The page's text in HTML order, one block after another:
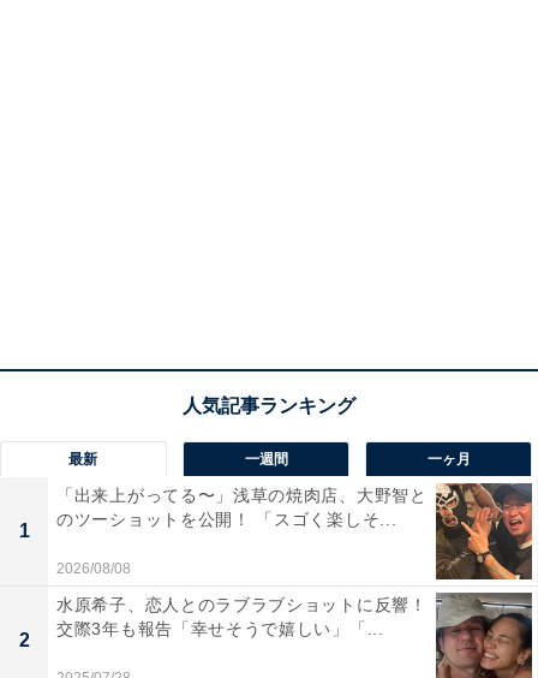
最新 一週間 一ヶ月
1
「出来上がってる〜」浅草の焼肉店、大野智と
のツーショットを公開！ 「スゴく楽しそ...
2026/08/08
2
水原希子、恋人とのラブラブショットに反響！
交際3年も報告「幸せそうで嬉しい」「...